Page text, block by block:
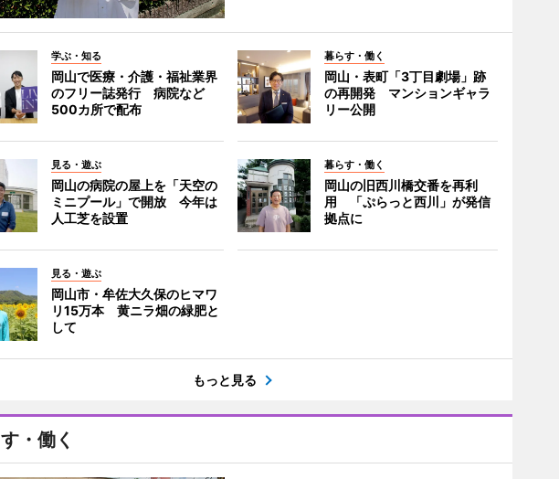
学ぶ・知る
岡山で医療・介護・福祉業界
のフリー誌発行 病院など
500カ所で配布
暮らす・働く
岡山・表町「3丁目劇場」跡
の再開発 マンションギャラ
リー公開
見る・遊ぶ
岡山の病院の屋上を「天空の
ミニプール」で開放 今年は
人工芝を設置
暮らす・働く
岡山の旧西川橋交番を再利
用 「ぷらっと西川」が発信
拠点に
見る・遊ぶ
岡山市・牟佐大久保のヒマワ
リ15万本 黄ニラ畑の緑肥と
して
もっと見る
・働く